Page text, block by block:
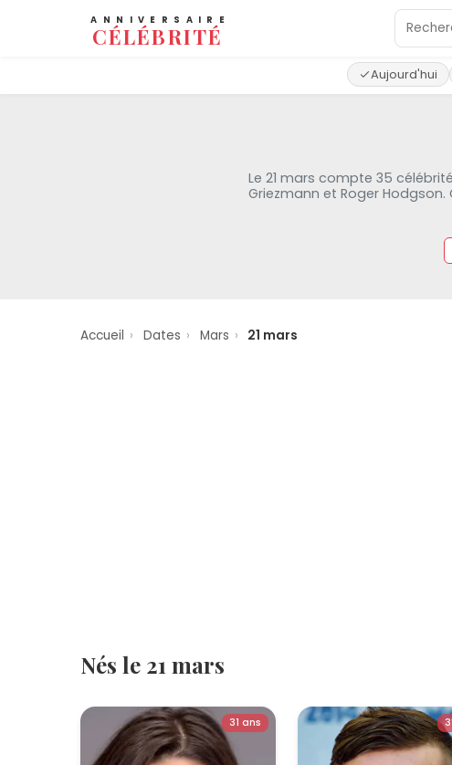
ANNIVERSAIRE
CÉLÉBRITÉ
Aujourd'hui
Le 21 mars compte 35
Griezmann et Roger
Accueil › Dates › Mars › 21 mars
Nés le 21 mars
31 ans